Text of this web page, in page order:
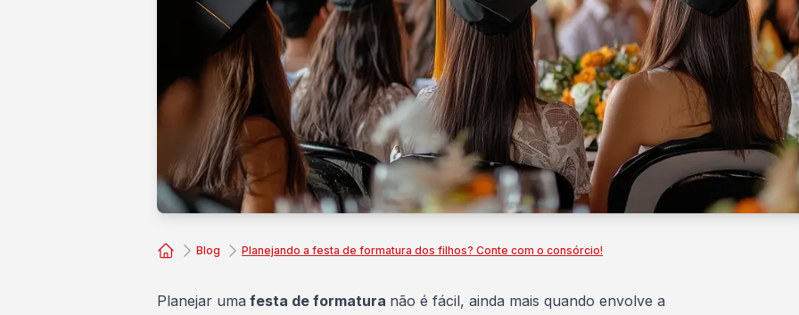
Blog Planejando a festa de formatura dos filhos? Conte com o consórcio!
Planejar uma festa de formatura não é fácil, ainda mais quando envolve a